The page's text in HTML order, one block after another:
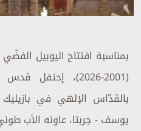
بمناسبة افتتاح اليوبيل
(2001-2026)،
بالقدّاس الإلهي في
يوسف - جربتا، عاونه الأب